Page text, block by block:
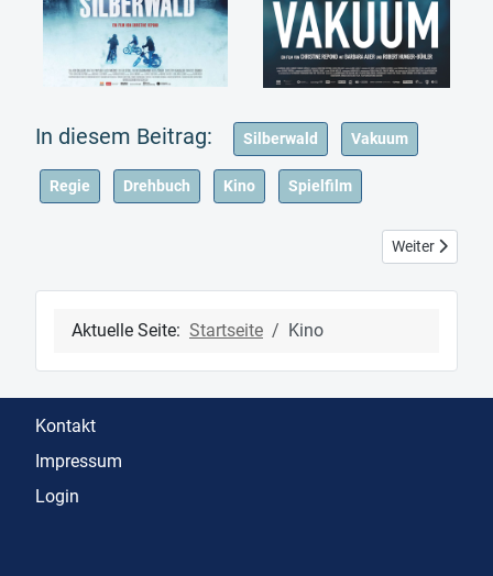
Silberwald Vakuum
Regie Drehbuch Kino Spielfilm
Nächster
Weiter
Aktuelle Seite: Startseite Kino
Kontakt
Impressum
Login